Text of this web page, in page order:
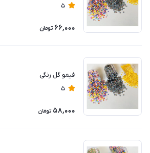
5
66,000 تومان
فیمو گل رنگی
5
58,000 تومان